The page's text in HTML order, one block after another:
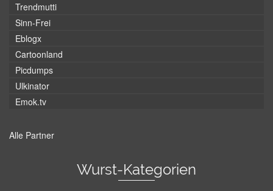
Trendmutti
Sinn-Frei
Eblogx
Cartoonland
Picdumps
Ulkinator
Emok.tv
Alle Partner
Wurst-Kategorien